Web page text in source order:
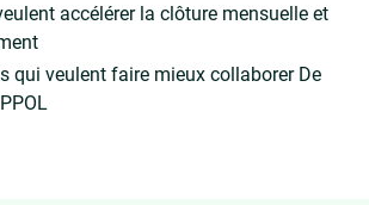
accélérer la clôture mensuelle et
qui veulent faire mieux collaborer De